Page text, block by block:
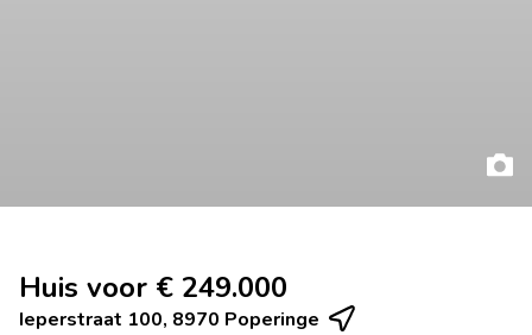
Huis voor € 249.000
Ieperstraat 100, 8970 Poperinge